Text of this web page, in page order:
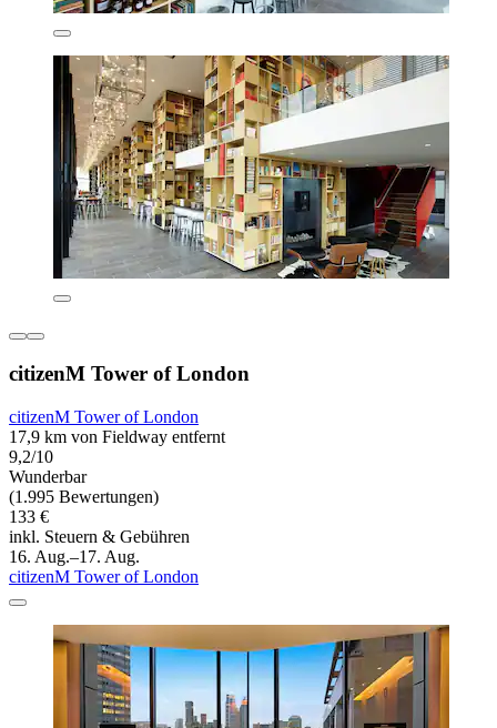
citizenM Tower of London
citizenM Tower of London
17,9 km von Fieldway entfernt
9,2/10
Wunderbar
(1.995 Bewertungen)
133 €
inkl. Steuern & Gebühren
16. Aug.–17. Aug.
citizenM Tower of London